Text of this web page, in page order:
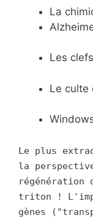
La
Les
Le culte
Le plus
la
régénération
triton !
gènes